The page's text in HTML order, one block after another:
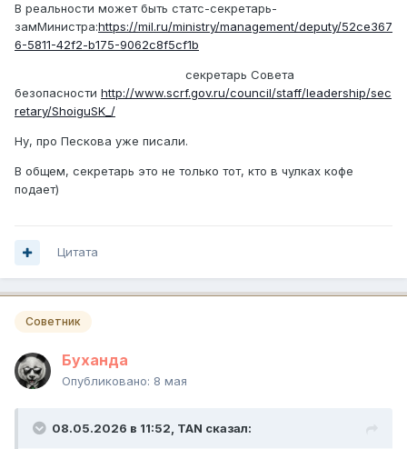
В реальности может быть статс-секретарь-
замМинистра:https://mil.ru/ministry/management/deputy/52ce367
6-5811-42f2-b175-9062c8f5cf1b
секретарь Совета
безопасности http://www.scrf.gov.ru/council/staff/leadership/sec
retary/ShoiguSK_/
Ну, про Пескова уже писали.
В общем, секретарь это не только тот, кто в чулках кофе
подает)
Цитата
Советник
Буханда
Опубликовано: 8 мая
08.05.2026 в 11:52, TAN сказал: